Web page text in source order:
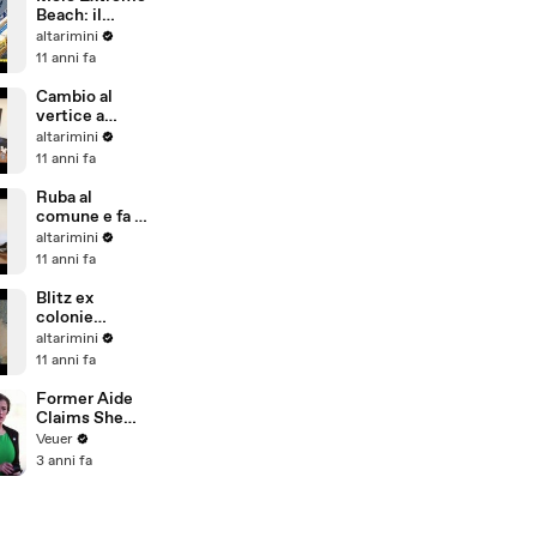
porto
Beach: il
grande
villaggio
the beach
altarimini
11 anni fa
Cambio al
vertice a
Rimini, il
saluto del
Claudio
Palomba
altarimini
11 anni fa
Ruba al
comune e fa la
bella vita,
dirigente
soldi per il
rilascio delle
licenze
altarimini
11 anni fa
Blitz ex
colonie
Riccione,
trovati 15
tra loro un
ricercato per
rapina e
violenza
sessu
altarimini
11 anni fa
Former Aide
Claims She
Was Asked to
Make a ‘Hit
Veuer
3 anni fa